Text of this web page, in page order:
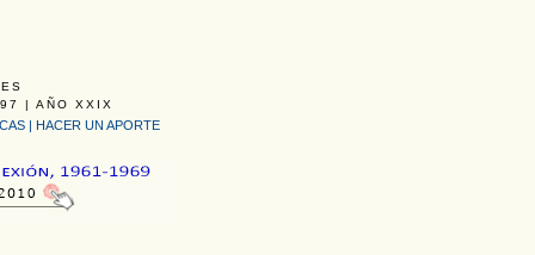
| AÑO XXIX
| HACER UN APORTE